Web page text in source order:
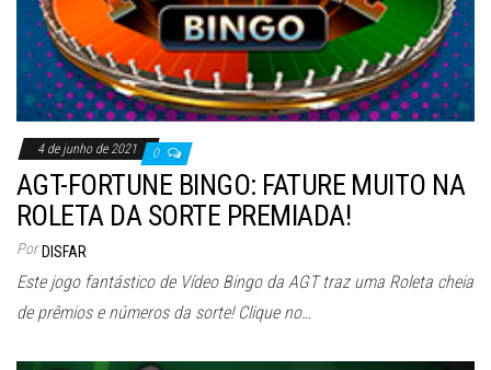
4 de junho de 2021 0
AGT-FORTUNE BINGO: FATURE MUITO NA
ROLETA DA SORTE PREMIADA!
Por DISFAR
Este jogo fantástico de Vídeo Bingo da AGT traz uma Roleta cheia
de prêmios e números da sorte! Clique no…